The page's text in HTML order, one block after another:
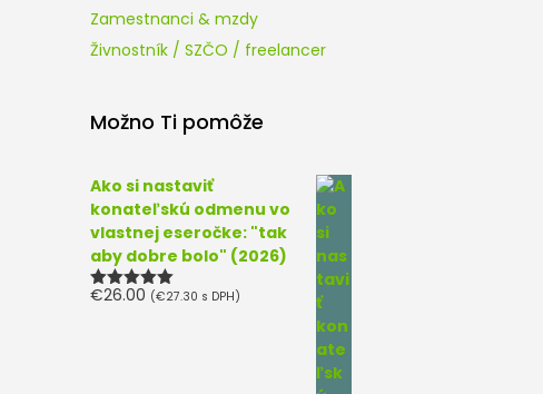
Zamestnanci & mzdy
Živnostník / SZČO / freelancer
Možno Ti pomôže
Ako si nastaviť
konateľskú odmenu vo
vlastnej eseročke: "tak
aby dobre bolo" (2026)
Hodnotenie
€26.00 (€27.30 s DPH)